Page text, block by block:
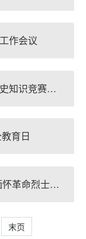
作会议
思政部开展湖南省大学生党史知识竞赛湘西职院初赛
育日
应用外语系开展“学党史，缅怀革命烈士；跟党走，传承红色基因”党史教育活动
末页